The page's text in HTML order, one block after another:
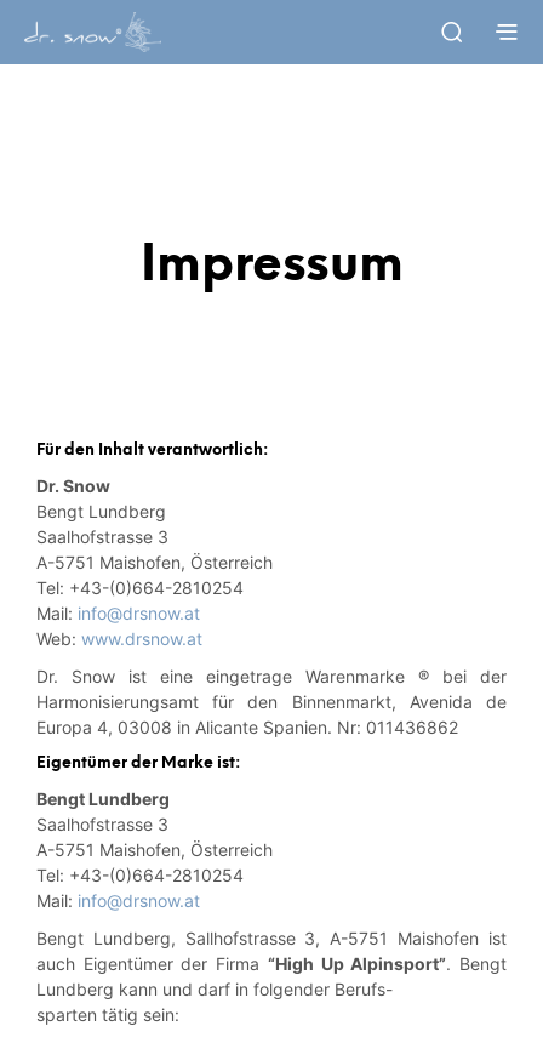
Impressum
Für den Inhalt verantwortlich:
Dr. Snow
Bengt Lundberg
Saalhofstrasse 3
A-5751 Maishofen, Österreich
Tel: +43-(0)664-2810254
Mail: info@drsnow.at
Web: www.drsnow.at
Dr. Snow ist eine eingetrage Warenmarke ® bei der
Harmonisierungsamt für den Binnenmarkt, Avenida de
Europa 4, 03008 in Alicante Spanien. Nr: 011436862
Eigentümer der Marke ist:
Bengt Lundberg
Saalhofstrasse 3
A-5751 Maishofen, Österreich
Tel: +43-(0)664-2810254
Mail: info@drsnow.at
Bengt Lundberg, Sallhofstrasse 3, A-5751 Maishofen ist
auch Eigentümer der Firma “High Up Alpinsport”. Bengt
Lundberg kann und darf in folgender Berufs-
sparten tätig sein: